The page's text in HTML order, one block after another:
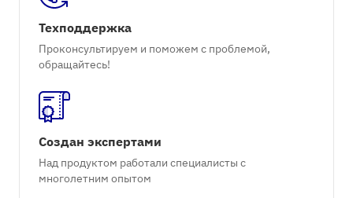
Техподдержка
Проконсультируем и поможем с проблемой,
обращайтесь!
Создан экспертами
Над продуктом работали специалисты с
многолетним опытом